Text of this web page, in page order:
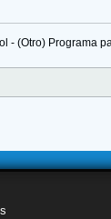
- (Otro) Programa